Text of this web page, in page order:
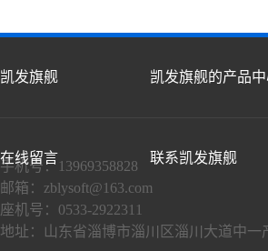
凯发旗舰 凯发旗舰的产品
在线留言 联系凯发旗舰
手机号：13969358828
邮箱： zblysoft@163.com
座机号：0533-2922311
地址：山东省淄博市淄川区淄川大道中一